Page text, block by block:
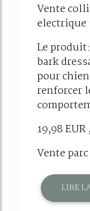
Vente
electrique
Le
bark
pour
renforcer
19,98 EUR
Vente
LIRE